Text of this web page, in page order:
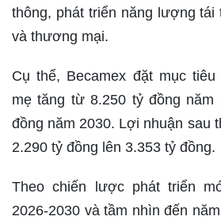
thông, phát triển năng lượng tái
và thương mại.
Cụ thể, Becamex đặt mục
mẹ tăng từ 8.250 tỷ đồng năm
đồng năm 2030. Lợi nhuận sau
2.290 tỷ đồng lên 3.353 tỷ đồng.
Theo chiến lược phát triển
2026-2030 và tầm nhìn đến